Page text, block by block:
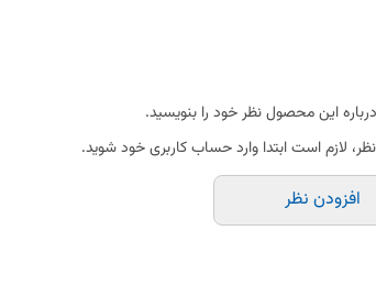
برند پارس (سمت راست)
و هماهنگ با جای فابریک
برابر فشار و ضربه
و سریع
تکی و عمده
این محصول نظر خود را بنویسید.
لازم است ابتدا وارد حساب کاربری خود شوید.
افزودن نظر